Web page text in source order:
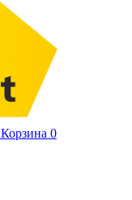
Корзина 0